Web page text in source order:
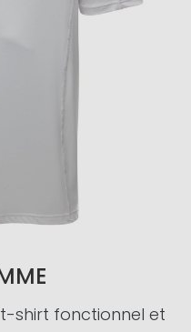
shirt fonctionnel et